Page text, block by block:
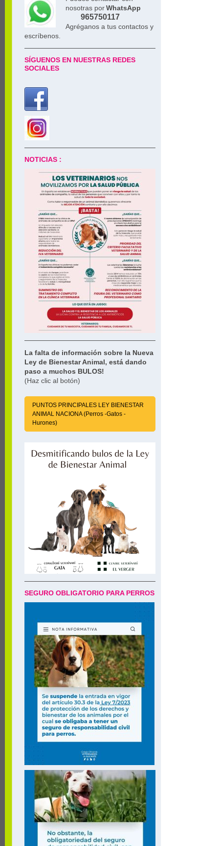
nosotras porWhatsApp
965750117
Agréganos a tus contactos y
escríbenos.
SÍGUENOS EN NUESTRAS REDES
SOCIALES
NOTICIAS :
La falta de información sobre la Nueva
Ley de Bienestar Animal, está dando
paso a muchos BULOS!
(Haz clic al botón)
PUNTOS PRINCIPALES LEY BIENESTAR
ANIMAL NACIONA (Perros -Gatos -
Hurones)
SEGURO OBLIGATORIO PARA PERROS